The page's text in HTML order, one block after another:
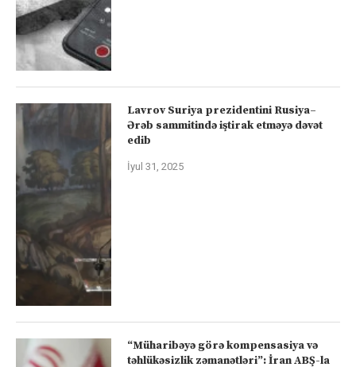
Lavrov Suriya prezidentini Rusiya–
Ərəb sammitində iştirak etməyə dəvət
edib
İyul 31, 2025
“Müharibəyə görə kompensasiya və
təhlükəsizlik zəmanətləri”: İran ABŞ-la